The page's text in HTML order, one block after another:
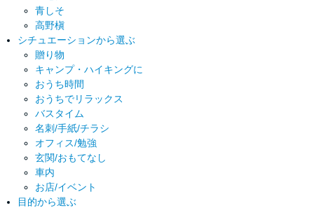
青しそ
高野槇
シチュエーションから選ぶ
贈り物
キャンプ・ハイキングに
おうち時間
おうちでリラックス
バスタイム
名刺/手紙/チラシ
オフィス/勉強
玄関/おもてなし
車内
お店/イベント
目的から選ぶ